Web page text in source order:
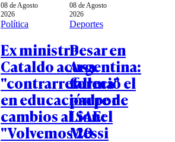
08 de Agosto
2026
Política
Ex ministro
Cataldo acusa
"contrarreforma"
en educación por
cambios al SAE:
"Volvemos 20
08 de Agosto
2026
Deportes
Pesar en
Argentina:
falleció el
padre de
Lionel
Messi